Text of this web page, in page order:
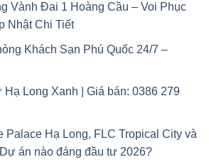
Vành Đai 1 Hoàng Cầu – Voi Phục
Nhật Chi Tiết
Khách Sạn Phú Quốc 24/7 –
Hạ Long Xanh | Giá bán: 0386 279
Palace Hạ Long, FLC Tropical City và
án nào đáng đầu tư 2026?